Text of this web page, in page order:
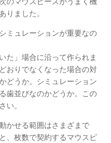
りました。
ミュレーションが重要なの
た」場合に沿って作られま
おりでなくなった場合の対
どうか。シミュレーション
歯並びなのかどうか。この
い。
かせる範囲はさまざまで
、枚数で契約するマウスピ